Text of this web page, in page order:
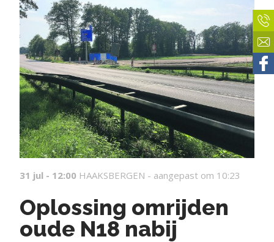
31 jul - 12:00 HAAKSBERGEN - aangepast om 10:23
Oplossing omrijden
oude N18 nabij